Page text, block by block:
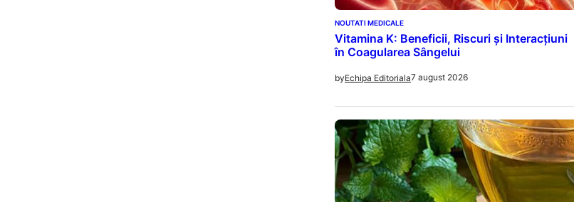
NOUTATI MEDICALE
Vitamina K: Beneficii, Riscuri și Interacțiuni
în Coagularea Sângelui
byEchipa Editoriala7 august 2026